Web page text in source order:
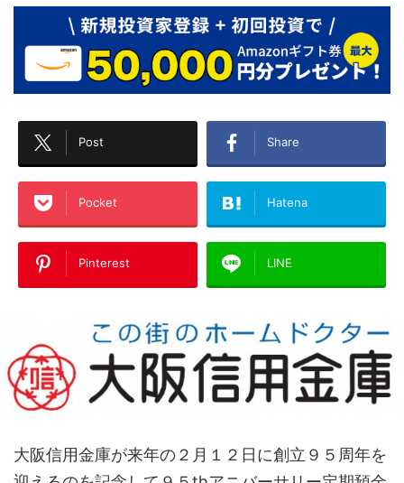
Post Share
Pocket Hatena
Pinterest LINE
大阪信用金庫が来年の２月１２日に創立９５周年を